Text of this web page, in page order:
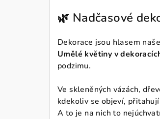
🌿 Nadčasové
Dekorace jsou hlasem
Umělé květiny v
podzimu.
Ve skleněných vázách,
kdekoliv se objeví,
A to je na nich to